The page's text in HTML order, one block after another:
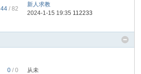
44 / 82
新人求教
2024-1-15 19:35 112233
0 / 0 从未